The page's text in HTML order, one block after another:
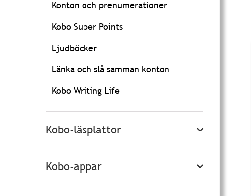
Konton och prenumerationer
Kobo Super Points
Ljudböcker
Länka och slå samman konton
Kobo Writing Life
Kobo-läsplattor
Kobo-appar